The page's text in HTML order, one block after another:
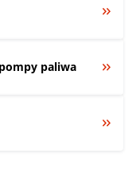
paliwa